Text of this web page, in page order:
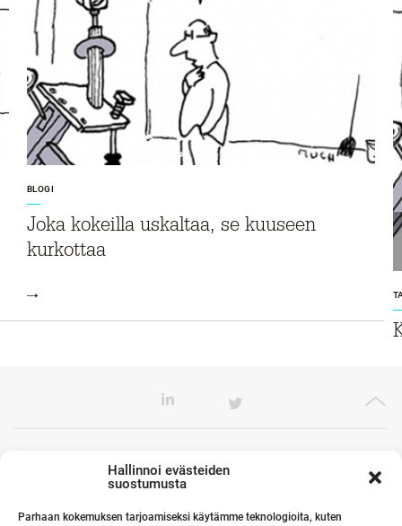
Hallinnoi evästeiden
suostumusta
Parhaan kokemuksen tarjoamiseksi käytämme teknologioita, kuten
BLOGI
Joka kokeilla uskaltaa, se kuuseen
kurkottaa
Toimistomme Euroopassa